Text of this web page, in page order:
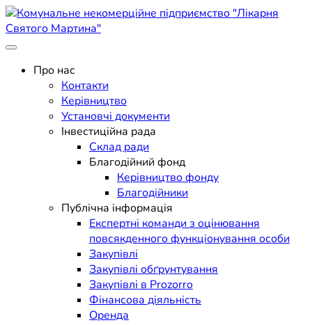
Skip
to
content
Комунальне некомерційне
підприємство "Лікарня
Святого Мартина"
Поліклініка Мукачево
Про нас
Контакти
Керівництво
Установчі документи
Інвестиційна рада
Склад ради
Благодійний фонд
Керівництво фонду
Благодійники
Публічна інформація
Експертні команди з оцінювання
повсякденного функціонування особи
Закупівлі
Закупівлі обґрунтування
Закупівлі в Prozorro
Фінансова діяльність
Оренда